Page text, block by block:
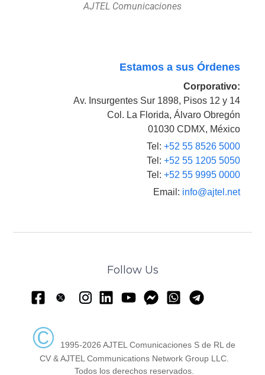
AJTEL Comunicaciones
Estamos a sus Órdenes
Corporativo:
Av. Insurgentes Sur 1898, Pisos 12 y 14
Col. La Florida, Álvaro Obregón
01030 CDMX, México
Tel: +52 55 8526 5000
Tel: +52 55 1205 5050
Tel: +52 55 9995 0000
Email: info@ajtel.net
Follow Us
©
1995-2026 AJTEL Comunicaciones S de RL de
CV & AJTEL Communications Network Group LLC.
Todos los derechos reservados.